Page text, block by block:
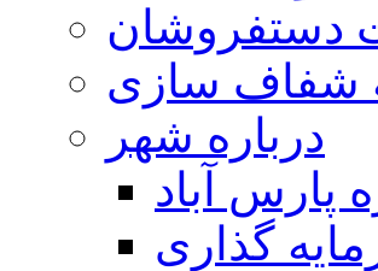
دستفروشان
شفاف سازی
درباره شهر
پارس آباد
گذاری